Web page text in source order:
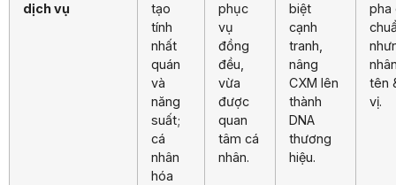
dịch vụ
tạo
tính
nhất
quán
và
năng
suất;
cá
nhân
hóa
phục
vụ
đồng
đều,
vừa
được
quan
tâm cá
nhân.
biệt
cạnh
tranh,
nâng
CXM lên
thành
DNA
thương
hiệu.
pha
tên
vị.